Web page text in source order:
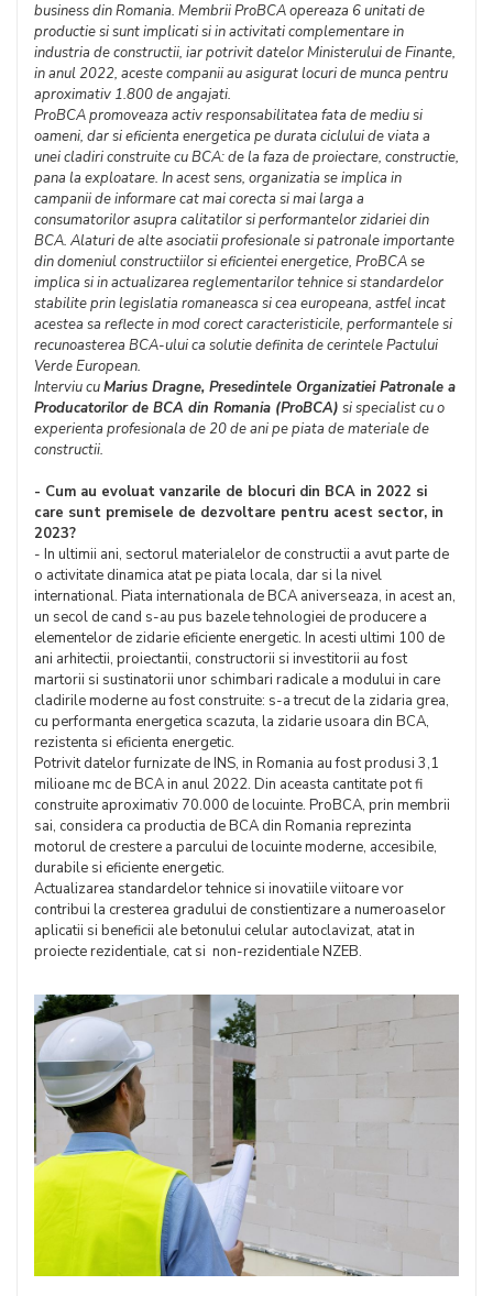
business din Romania. Membrii ProBCA opereaza 6 unitati de
productie si sunt implicati si in activitati complementare in
industria de constructii, iar potrivit datelor Ministerului de Finante,
in anul 2022, aceste companii au asigurat locuri de munca pentru
aproximativ 1.800 de angajati.
ProBCA promoveaza activ responsabilitatea fata de mediu si
oameni, dar si eficienta energetica pe durata ciclului de viata a
unei cladiri construite cu BCA: de la faza de proiectare, constructie,
pana la exploatare. In acest sens, organizatia se implica in
campanii de informare cat mai corecta si mai larga a
consumatorilor asupra calitatilor si performantelor zidariei din
BCA. Alaturi de alte asociatii profesionale si patronale importante
din domeniul constructiilor si eficientei energetice, ProBCA se
implica si in actualizarea reglementarilor tehnice si standardelor
stabilite prin legislatia romaneasca si cea europeana, astfel incat
acestea sa reflecte in mod corect caracteristicile, performantele si
recunoasterea BCA-ului ca solutie definita de cerintele Pactului
Verde European.
Interviu cuMarius Dragne, Presedintele Organizatiei Patronale a
Producatorilor de BCA din Romania (ProBCA) si specialist cu o
experienta profesionala de 20 de ani pe piata de materiale de
constructii.
- Cum au evoluat vanzarile de blocuri din BCA in 2022 si
care sunt premisele de dezvoltare pentru acest sector, in
2023?
- In ultimii ani, sectorul materialelor de constructii a avut parte de
o activitate dinamica atat pe piata locala, dar si la nivel
international. Piata internationala de BCA aniverseaza, in acest an,
un secol de cand s-au pus bazele tehnologiei de producere a
elementelor de zidarie eficiente energetic. In acesti ultimi 100 de
ani arhitectii, proiectantii, constructorii si investitorii au fost
martorii si sustinatorii unor schimbari radicale a modului in care
cladirile moderne au fost construite: s-a trecut de la zidaria grea,
cu performanta energetica scazuta, la zidarie usoara din BCA,
rezistenta si eficienta energetic.
Potrivit datelor furnizate de INS, in Romania au fost produsi 3,1
milioane mc de BCA in anul 2022. Din aceasta cantitate pot fi
construite aproximativ 70.000 de locuinte. ProBCA, prin membrii
sai, considera ca productia de BCA din Romania reprezinta
motorul de crestere a parcului de locuinte moderne, accesibile,
durabile si eficiente energetic.
Actualizarea standardelor tehnice si inovatiile viitoare vor
contribui la cresterea gradului de constientizare a numeroaselor
aplicatii si beneficii ale betonului celular autoclavizat, atat in
proiecte rezidentiale, cat si non-rezidentiale NZEB.